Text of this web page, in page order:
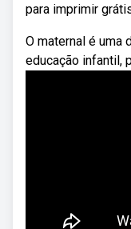
para imprimir
O maternal é uma
educação infantil,